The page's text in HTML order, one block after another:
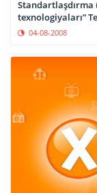
Standartlaşdırma
texnologiyaları”
04-08-2008